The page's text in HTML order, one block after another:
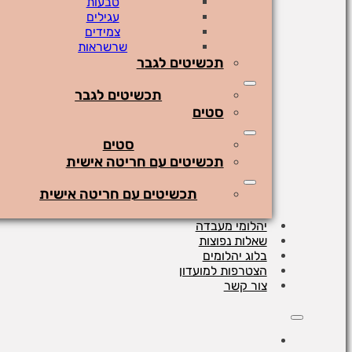
עגילים
צמידים
שרשראות
תכשיטים לגבר
תכשיטים לגבר
סטים
סטים
תכשיטים עם חריטה אישית
תכשיטים עם חריטה אישית
יהלומי מעבדה
שאלות נפוצות
בלוג יהלומים
הצטרפות למועדון
צור קשר